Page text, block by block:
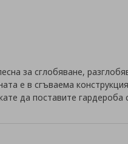
за сглобяване,
е в сгъваема
да поставите гардероба